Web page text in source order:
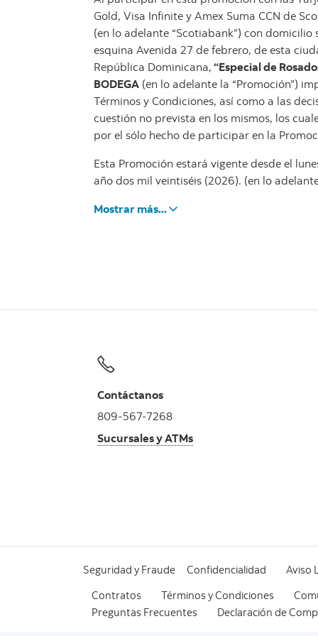
Gold, Visa Infinite y Amex Suma CCN de
(en lo adelante “Scotiabank”) con
esquina Avenida 27 de febrero, de esta
República Dominicana, “Especial de
BODEGA (en lo adelante la “Promoción”)
Términos y Condiciones, así como a las
cuestión no prevista en los mismos, los
por el sólo hecho de participar en la
Esta Promoción estará vigente desde el
año dos mil veintiséis (2026). (en lo
Mostrar más...
Contáctanos
809-567-7268
Sucursales y ATMs
Seguridad y Fraude Confidencialidad
Aviso
Contratos
Términos y Condiciones
Preguntas Frecuentes
Declaración de